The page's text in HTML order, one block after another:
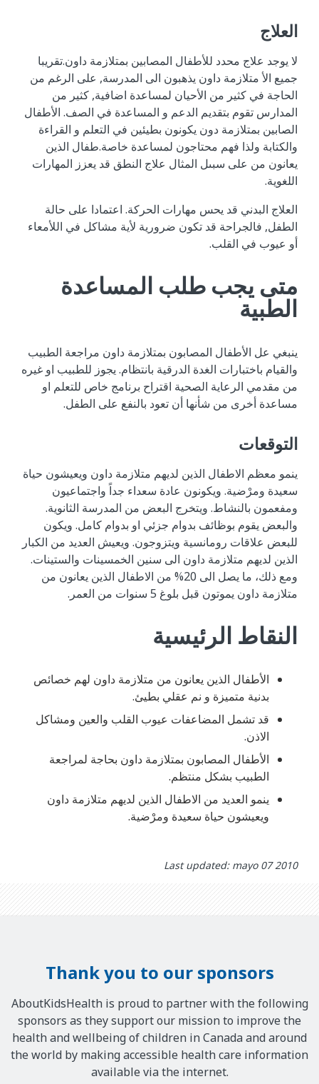
العلاج
لا يوجد علاج محدد للأطفال المصابين بمتلازمة داون.تقريبا
جميع الأ متلازمة داون يذهبون الى المدرسة, على الرغم من
الحاجة في كثير من الأحيان لمساعدة اضافية, كثير من
المدارس تقوم بتقديم الدعم و المساعدة في الصف. الأطفال
الصابين بمتلازمة دون يكونون بطيئين في التعلم و القراءة
والكتابة ولذا فهم محتاجون لمساعدة خاصة.طفال الذين
يعانون من على سبىل المثال علاج النطق قد يعزز المهارات
اللغوية.
العلاج البدني قد يحس مهارات الحركة. اعتمادا على حالة
الطفل, فالجراحة قد تكون ضرورية لأية مشاكل في اللأمعاء
أو عيوب في القلب.
متى يجب طلب المساعدة
الطبية
ينبغي عل الأطفال المصابون بمتلازمة داون مراجعة الطبيب
والقيام باختبارات الغدة الدرقية بانتظام. يجوز للطبيب او غيره
من مقدمي الرعاية الصحية اقتراح برنامج خاص للتعلم او
مساعدة أخرى من شأنها أن تعود بالنفع على الطفل.
التوقعات
ينمو معظم الاطفال الذين لديهم متلازمة داون ويعيشون حياة
سعيدة ومرْضية. ويكونون عادة سعداء جداً واجتماعيون
ومفعمون بالنشاط. ويتخرج البعض من المدرسة الثانوية.
والبعض يقوم بوظائف بدوام جزئي او بدوام كامل. ويكون
للبعض علاقات رومانسية ويتزوجون. ويعيش العديد من الكبار
الذين لديهم متلازمة داون الى سنين الخمسينات والستينات.
ومع ذلك، ما يصل الى 20% من الاطفال الذين يعانون من
متلازمة داون يموتون قبل بلوغ 5 سنوات من العمر.
النقاط الرئيسية
الأطفال الذين يعانون من متلازمة داون لهم خصائص
بدنية متميزة و نم عقلي بطيئ.
قد تشمل المضاعفات عيوب القلب والعين ومشاكل
الاذن.
الأطفال المصابون بمتلازمة داون بحاجة لمراجعة
الطبيب بشكل منتظم.
ينمو العديد من الاطفال الذين لديهم متلازمة داون
ويعيشون حياة سعيدة ومرْضية.
Last updated: mayo 07 2010
Thank you to our sponsors
AboutKidsHealth is proud to partner with the following
sponsors as they support our mission to improve the
health and wellbeing of children in Canada and around
the world by making accessible health care information
available via the internet.